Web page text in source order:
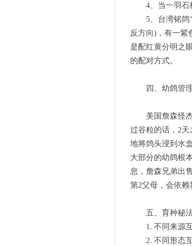
4、当一羽石板
5、台湾铭鸽"
反方向)，有一紫
是配红黄分明之
的配对方式。
四、幼鸽管理
美国詹森怪杰
过谷粒的话，2
地将鸽头浸到水
大部分的幼鸽根
息，詹森兄弟出
第2父母，会依赖
五、育种秘
1. 不同来源
2. 不同形态